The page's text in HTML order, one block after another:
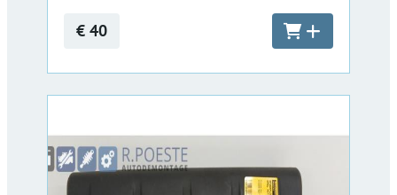
€ 40